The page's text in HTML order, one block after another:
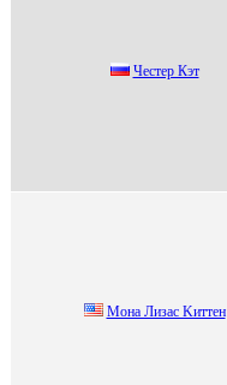
Чеcтер Кэт
Мoнa Лизac Kиттeн